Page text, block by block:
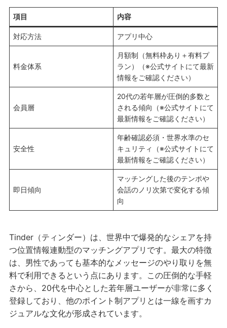
項目 内容
対応方法 アプリ中心
料金体系
月額制（無料枠あり＋有料プ
ラン）（※公式サイトにて最新
情報をご確認ください）
会員層
20代の若年層が圧倒的多数と
される傾向（※公式サイトにて
最新情報をご確認ください）
安全性
年齢確認必須・世界水準のセ
キュリティ（※公式サイトにて
最新情報をご確認ください）
即日傾向
マッチングした後のテンポや
会話のノリ次第で変化する傾
向
Tinder（ティンダー）は、世界中で爆発的なシェアを持
つ位置情報連動型のマッチングアプリです。最大の特徴
は、男性であっても基本的なメッセージのやり取りを無
料で利用できるという点にあります。この圧倒的な手軽
さから、20代を中心とした若年層ユーザーが非常に多く
登録しており、他のポイント制アプリとは一線を画すカ
ジュアルな文化が形成されています。